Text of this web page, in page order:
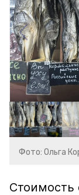
Фото: Ольга
Стоимость